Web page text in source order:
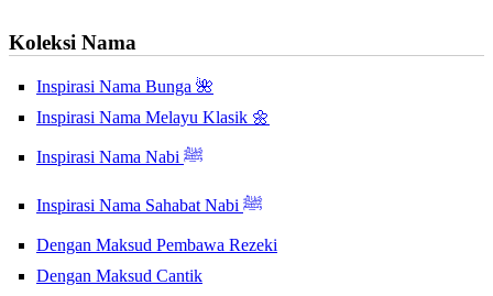
Koleksi Nama
Inspirasi Nama Bunga 🌺
Inspirasi Nama Melayu Klasik 🌼
Inspirasi Nama Nabi ﷺ
Inspirasi Nama Sahabat Nabi ﷺ
Dengan Maksud Pembawa Rezeki
Dengan Maksud Cantik